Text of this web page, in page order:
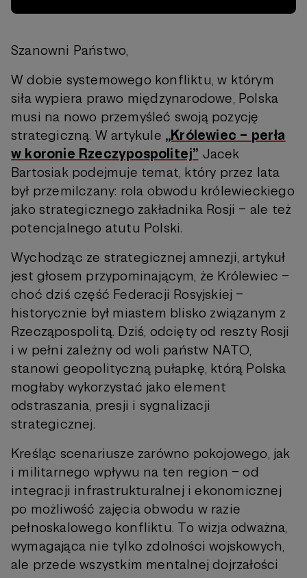
Szanowni Państwo,
W dobie systemowego konfliktu, w którym
siła wypiera prawo międzynarodowe, Polska
musi na nowo przemyśleć swoją pozycję
strategiczną. W artykule „Królewiec – perła
w koronie Rzeczypospolitej” Jacek
Bartosiak podejmuje temat, który przez lata
był przemilczany: rola obwodu królewieckiego
jako strategicznego zakładnika Rosji – ale też
potencjalnego atutu Polski.
Wychodząc ze strategicznej amnezji, artykuł
jest głosem przypominającym, że Królewiec –
choć dziś część Federacji Rosyjskiej –
historycznie był miastem blisko związanym z
Rzecząpospolitą. Dziś, odcięty od reszty Rosji
i w pełni zależny od woli państw NATO,
stanowi geopolityczną pułapkę, którą Polska
mogłaby wykorzystać jako element
odstraszania, presji i sygnalizacji
strategicznej.
Kreśląc scenariusze zarówno pokojowego, jak
i militarnego wpływu na ten region – od
integracji infrastrukturalnej i ekonomicznej
po możliwość zajęcia obwodu w razie
pełnoskalowego konfliktu. To wizja odważna,
wymagająca nie tylko zdolności wojskowych,
ale przede wszystkim mentalnej dojrzałości